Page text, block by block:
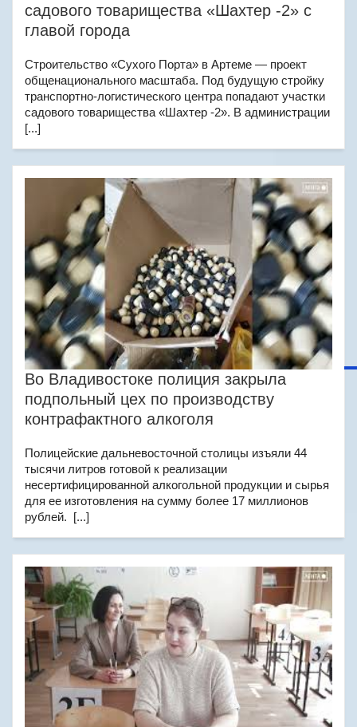
садового товарищества «Шахтер -2» с
главой города
Строительство «Сухого Порта» в Артеме — проект
общенационального масштаба. Под будущую стройку
транспортно-логистического центра попадают участки
садового товарищества «Шахтер -2». В администрации
[...]
Во Владивостоке полиция закрыла
подпольный цех по производству
контрафактного алкоголя
Полицейские дальневосточной столицы изъяли 44
тысячи литров готовой к реализации
несертифицированной алкогольной продукции и сырья
для ее изготовления на сумму более 17 миллионов
рублей. [...]